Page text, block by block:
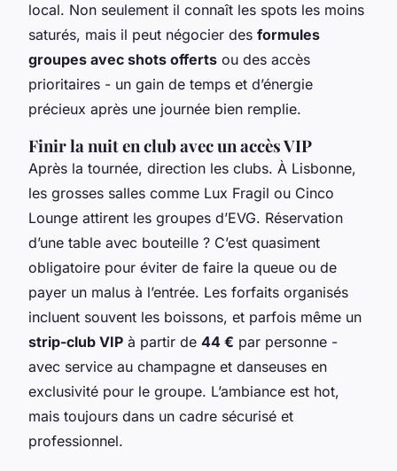
local. Non seulement il connaît les spots les moins
saturés, mais il peut négocier des formules
groupes avec shots offerts ou des accès
prioritaires - un gain de temps et d’énergie
précieux après une journée bien remplie.
Finir la nuit en club avec un accès VIP
Après la tournée, direction les clubs. À Lisbonne,
les grosses salles comme Lux Fragil ou Cinco
Lounge attirent les groupes d’EVG. Réservation
d’une table avec bouteille ? C’est quasiment
obligatoire pour éviter de faire la queue ou de
payer un malus à l’entrée. Les forfaits organisés
incluent souvent les boissons, et parfois même un
strip-club VIP à partir de 44 € par personne -
avec service au champagne et danseuses en
exclusivité pour le groupe. L’ambiance est hot,
mais toujours dans un cadre sécurisé et
professionnel.